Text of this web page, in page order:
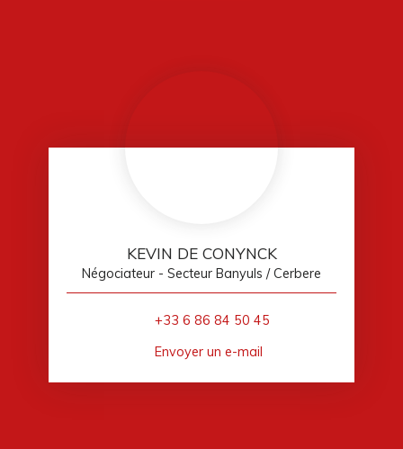
KEVIN DE CONYNCK
Négociateur - Secteur Banyuls / Cerbere
+33 6 86 84 50 45
Envoyer un e-mail